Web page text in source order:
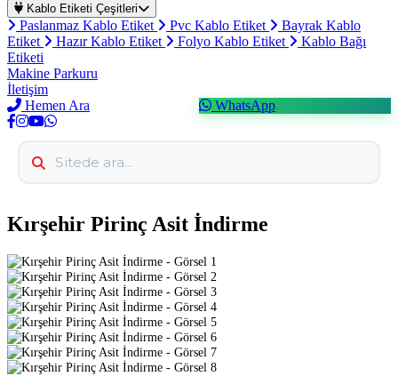
Kablo Etiketi Çeşitleri
Paslanmaz Kablo Etiket Pvc Kablo Etiket
Bayrak Kablo
Etiket
Hazır Kablo Etiket Folyo Kablo Etiket
Kablo Bağı
Etiketi
Makine Parkuru
İletişim
Hemen Ara
WhatsApp
Kırşehir Pirinç Asit İndirme